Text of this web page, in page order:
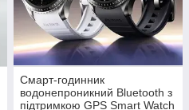
Смарт-годинник
водонепроникний Bluetooth з
підтримкою GPS Smart Watch